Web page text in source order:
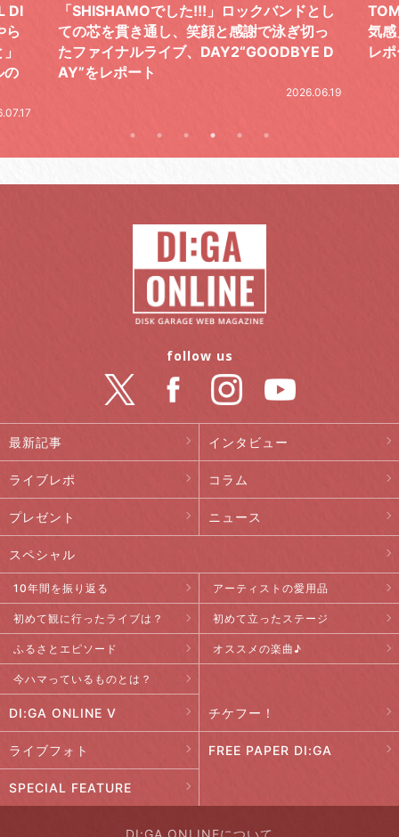
し
っ
D
TOMOO、３台の鍵盤で「6月から7月の空
気感」を鮮やかに描いた、FC限定ライブを
レポート
筋
の
と
最新記事 インタビュー
ライブレポ コラム
プレゼント ニュース
スペシャル
10年間を振り返る アーティストの愛用品
初めて観に行ったライブは？ 初めて立ったステージ
ふるさとエピソード オススメの楽曲♪
今ハマっているものとは？
DI:GA ONLINE V チケフー！
ライブフォト FREE PAPER DI:GA
SPECIAL FEATURE
follow us
DI:GA ONLINEについて